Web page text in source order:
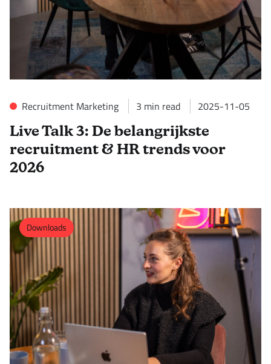
Recruitment Marketing 3 min read 2025-11-05
Live Talk 3: De belangrijkste
recruitment & HR trends voor
2026
Downloads